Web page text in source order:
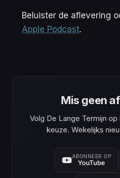
Beluister de aflevering
Apple Podcast.
Mis geen
Volg De Lange Termijn
keuze. Wekelijks
ABONNEER OP
YouTube